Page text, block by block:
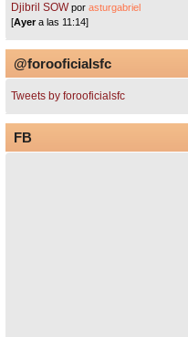
Djibril SOW porasturgabriel
[Ayera las 11:14]
@forooficialsfc
Tweets by forooficialsfc
FB